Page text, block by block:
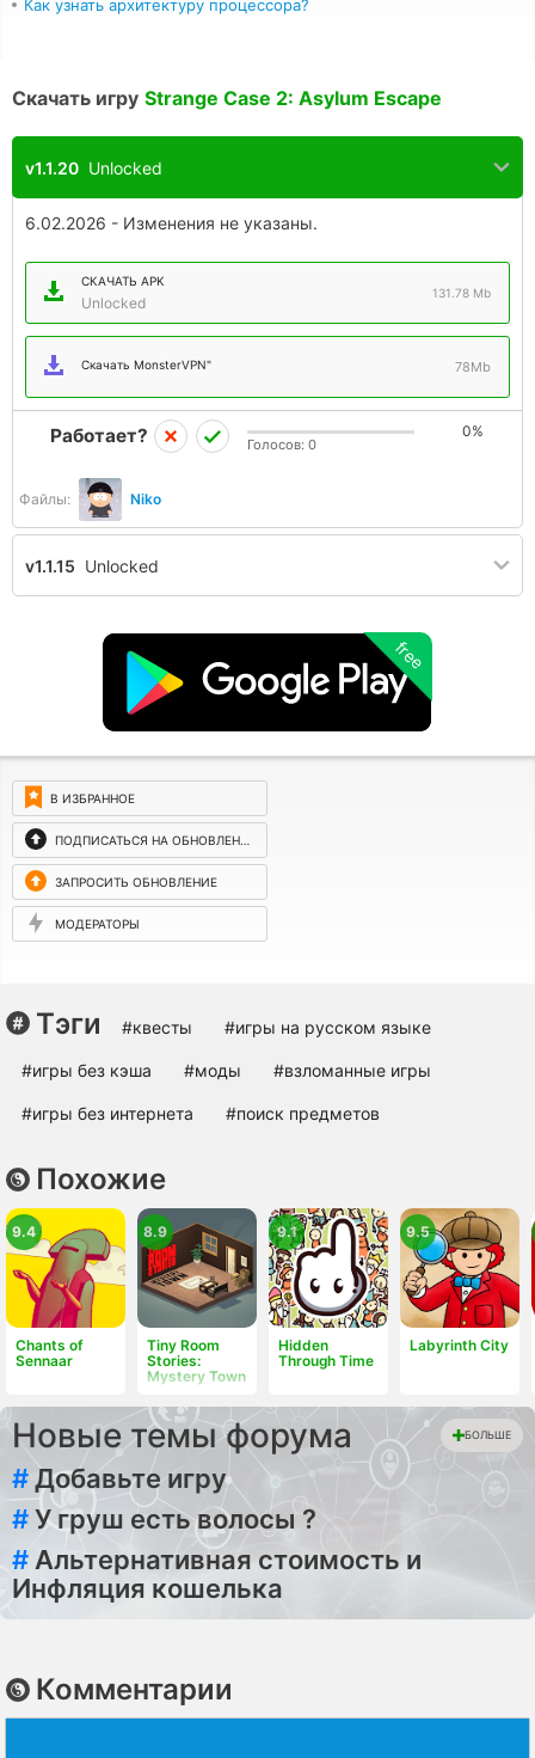
Как узнать архитектуру процессора?
Скачать игру Strange Case 2: Asylum Escape
v1.1.20 Unlocked
6.02.2026 - Изменения не указаны.
СКАЧАТЬ APK
Unlocked
131.78 Mb
Скачать MonsterVPN" 78Mb
Файлы: Niko
Работает? 0%
Голосов: 0
v1.1.15 Unlocked
free
В ИЗБРАННОЕ
ПОДПИСАТЬСЯ НА ОБНОВЛЕНИЯ
ЗАПРОСИТЬ ОБНОВЛЕНИЕ
МОДЕРАТОРЫ
Тэги #квесты #игры на русском языке
#игры без кэша #моды #взломанные игры
#игры без интернета #поиск предметов
Похожие
Chants of
Sennaar
9.4
Tiny Room
Stories:
Mystery Town
8.9
Hidden
Through Time
9.1
Labyrinth City
9.5
Новые темы форума БОЛЬШЕ
#Добавьте игру
#У груш есть волосы ?
# Альтернативная стоимость и
Инфляция кошелька
Комментарии